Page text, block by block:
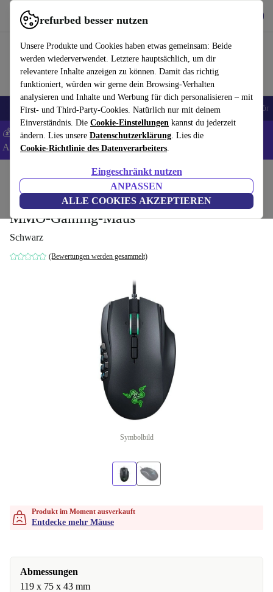
refurbed besser nutzen
Unsere Produkte und Cookies haben etwas gemeinsam: Beide
werden wiederverwendet. Letztere hauptsächlich, um dir
relevantere Inhalte anzeigen zu können. Damit das richtig
funktioniert, würden wir gerne dein Browsing-Verhalten
analysieren und Inhalte und Werbung für dich personalisieren – mit
First- und Third-Party-Cookies. Natürlich nur mit deinem
Einverständnis. Die Cookie-Einstellungen kannst du jederzeit
ändern. Lies unsere Datenschutzerklärung. Lies die
Cookie-Richtlinie des Datenverarbeiters.
Eingeschränkt nutzen
ANPASSEN
ALLE COOKIES AKZEPTIEREN
refurbed schnell und einfach nutzen
🎒 Back to school Handys Laptops Tablets Smartwatches Zubehör
💰 Extra -5% auf Samsung- und Google-Smartphones - Code:
ANDROID5 -AGB
Zubehör Computer Zubehör Mäuse
Razer Naga Chroma Ergonomische
MMO-Gaming-Maus
Schwarz
(Bewertungen werden gesammelt)
Symbolbild
Produkt im Moment ausverkauft
Entdecke mehr Mäuse
Abmessungen
119 x 75 x 43 mm